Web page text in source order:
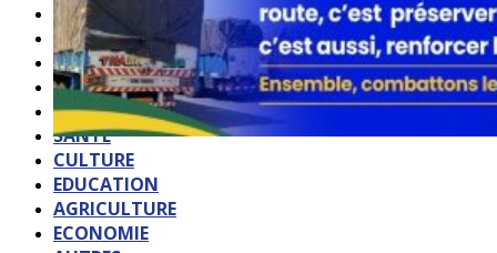
ACCUEIL
QUI SOMMES-NOUS?
POLITIQUE
SOCIETE
SPORTS
SANTE
CULTURE
EDUCATION
AGRICULTURE
ECONOMIE